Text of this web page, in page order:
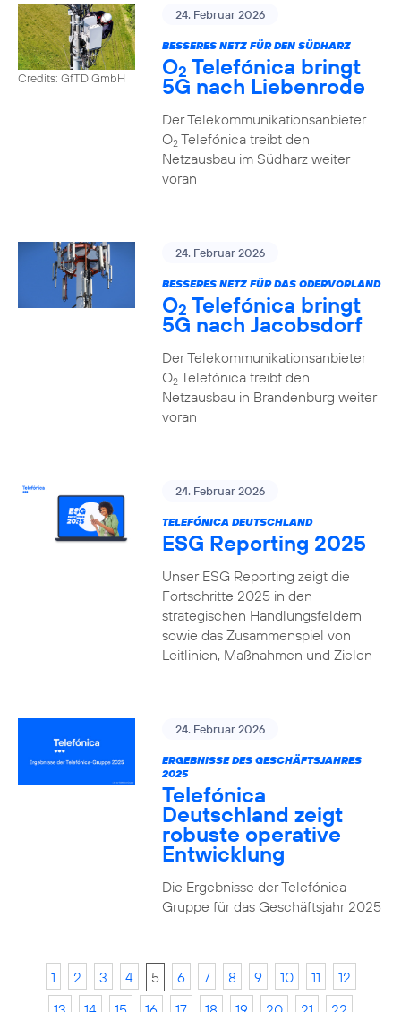
Credits: GfTD GmbH
24. Februar 2026
BESSERES NETZ FÜR DEN SÜDHARZ
O2 Telefónica bringt
5G nach Liebenrode
Der Telekommunikationsanbieter
O2Telefónica treibt den
Netzausbau im Südharz weiter
voran
24. Februar 2026
BESSERES NETZ FÜR DAS ODERVORLAND
O2 Telefónica bringt
5G nach Jacobsdorf
Der Telekommunikationsanbieter
O2Telefónica treibt den
Netzausbau in Brandenburg weiter
voran
24. Februar 2026
TELEFÓNICA DEUTSCHLAND
ESG Reporting 2025
Unser ESG Reporting zeigt die
Fortschritte 2025 in den
strategischen Handlungsfeldern
sowie das Zusammenspiel von
Leitlinien, Maßnahmen und Zielen
24. Februar 2026
ERGEBNISSE DES GESCHÄFTSJAHRES
2025
Telefónica
Deutschland zeigt
robuste operative
Entwicklung
Die Ergebnisse der Telefónica-
Gruppe für das Geschäftsjahr 2025
1 2 3 4 5 6 7 8 9 10 11
12